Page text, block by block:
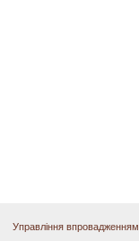
Управління впровадженням